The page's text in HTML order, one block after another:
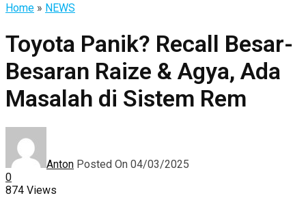
Home » NEWS
Toyota Panik? Recall Besar-
Besaran Raize & Agya, Ada
Masalah di Sistem Rem
Anton Posted On 04/03/2025
0
874 Views